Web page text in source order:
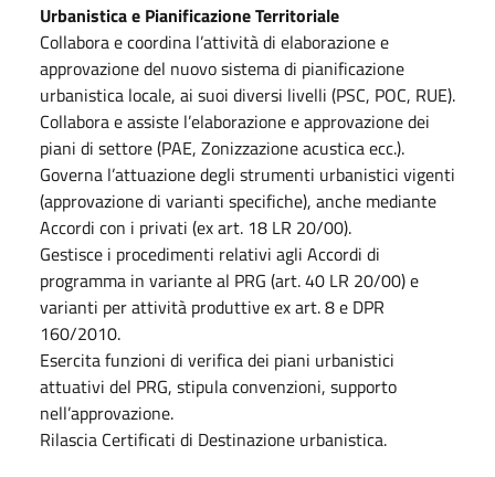
Urbanistica e Pianificazione Territoriale
Collabora e coordina l’attività di elaborazione e
approvazione del nuovo sistema di pianificazione
urbanistica locale, ai suoi diversi livelli (PSC, POC, RUE).
Collabora e assiste l’elaborazione e approvazione dei
piani di settore (PAE, Zonizzazione acustica ecc.).
Governa l’attuazione degli strumenti urbanistici vigenti
(approvazione di varianti specifiche), anche mediante
Accordi con i privati (ex art. 18 LR 20/00).
Gestisce i procedimenti relativi agli Accordi di
programma in variante al PRG (art. 40 LR 20/00) e
varianti per attività produttive ex art. 8 e DPR
160/2010.
Esercita funzioni di verifica dei piani urbanistici
attuativi del PRG, stipula convenzioni, supporto
nell’approvazione.
Rilascia Certificati di Destinazione urbanistica.